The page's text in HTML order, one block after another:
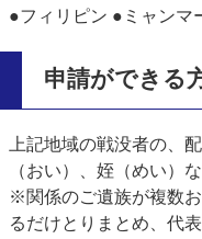
●フィリピン ●ミャンマ
申請ができる
上記地域の戦没者の、
（おい）、姪（めい）
※関係のご遺族が複数
るだけとりまとめ、代